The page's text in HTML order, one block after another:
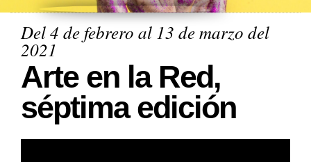
Del 4 de febrero al 13 de marzo del
2021
Arte en la Red,
séptima edición